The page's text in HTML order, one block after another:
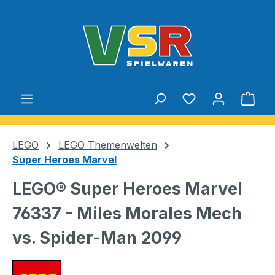
Du hast 0
LEGO
LEGO Themenwelten
Super Heroes Marvel
LEGO® Super Heroes Marvel
76337 - Miles Morales Mech
vs. Spider-Man 2099